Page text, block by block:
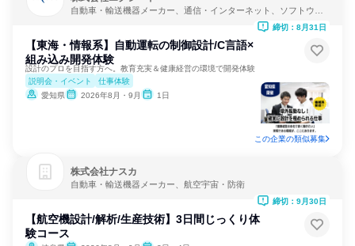
自動車・輸送機器メーカー、通信・インターネット、ソフトウェ
【東海・情報系】自動運転の制御設計/C言語×
組み込み開発体験
設計のプロを目指す方へ。教育充実＆健康経営の環境で開発体験
説明会・イベント
仕事体験
愛知県
2026年8月・9月 1日
締切：8月31日
この企業の類似募集
株式会社ナスカ
自動車・輸送機器メーカー、航空宇宙・防衛
【航空機設計/解析/生産技術】3日間じっくり体
験コース
締切：9月30日